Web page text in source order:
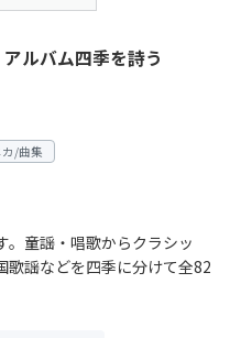
ルバム四季を詩う
/曲集
。童謡・唱歌からクラシッ
歌謡などを四季に分けて全82